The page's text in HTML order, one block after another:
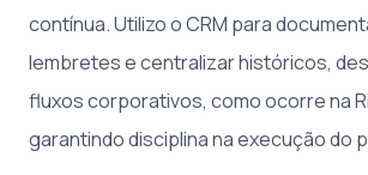
contínua. Utilizo o CRM para
lembretes e centralizar históricos,
fluxos corporativos, como ocorre na
garantindo disciplina na execução do